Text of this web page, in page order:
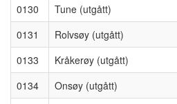
0130
Tune (utgått)
0131
Rolvsøy (utgått)
0133
Kråkerøy (utgått)
0134
Onsøy (utgått)